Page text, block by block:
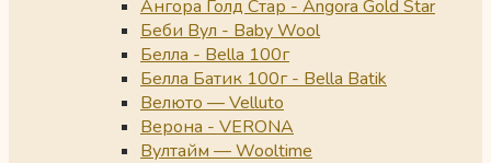
Ангора Голд Стар - Angora Gold Star
Беби Вул - Baby Wool
Белла - Bella 100г
Белла Батик 100г - Bella Batik
Велюто — Velluto
Верона - VERONA
Вултайм — Wooltime